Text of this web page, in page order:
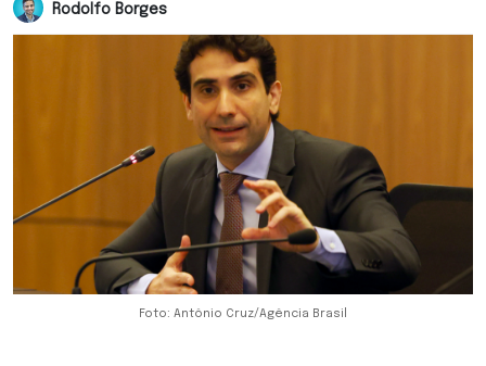
Rodolfo Borges
Foto: Antônio Cruz/Agência Brasil